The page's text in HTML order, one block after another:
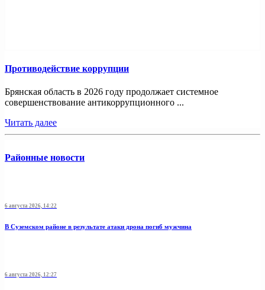
Противодействие коррупции
Брянская область в 2026 году продолжает системное
совершенствование антикоррупционного ...
Читать далее
Районные новости
6 августа 2026, 14:22
В Суземском районе в результате атаки дрона погиб мужчина
6 августа 2026, 12:27